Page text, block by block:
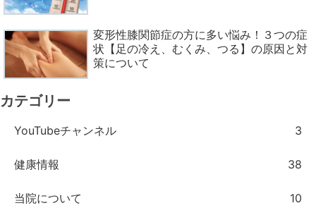
変形性膝関節症の方に多い悩み！３つの症
状【足の冷え、むくみ、つる】の原因と対
策について
カテゴリー
YouTubeチャンネル 3
健康情報 38
当院について 10